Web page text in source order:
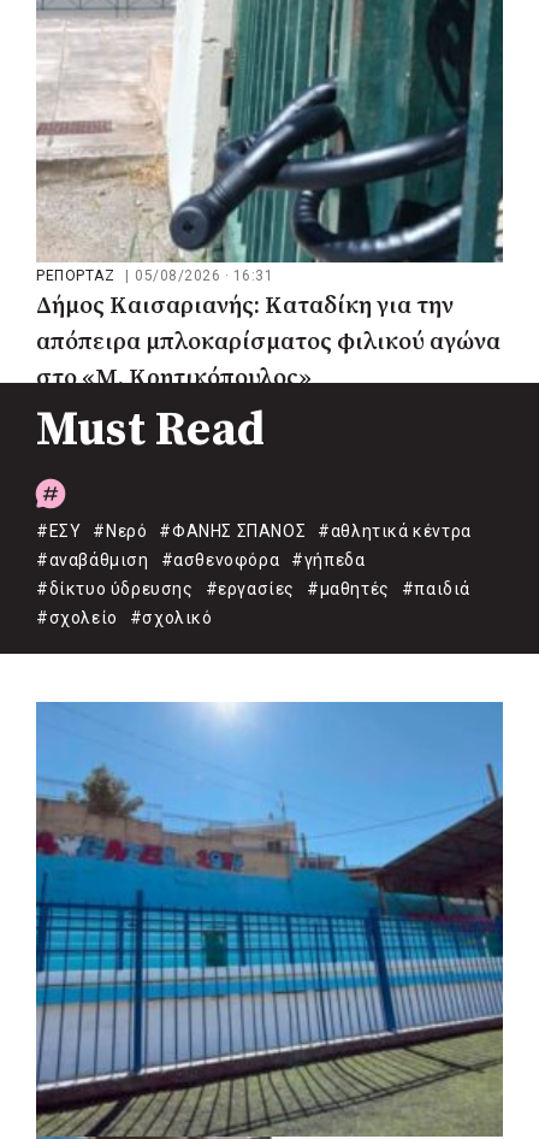
ΡΕΠΟΡΤΑΖ | 05/08/2026 · 16:31
Δήμος Καισαριανής: Καταδίκη για την
απόπειρα μπλοκαρίσματος φιλικού αγώνα
στο «Μ. Κρητικόπουλος»
Must Read
#ΕΣΥ #Νερό #ΦΑΝΗΣ ΣΠΑΝΟΣ
#αθλητικά κέντρα
#αναβάθμιση
#ασθενοφόρα
#γήπεδα
#δίκτυο ύδρευσης
#εργασίες #μαθητές
#παιδιά
#σχολείο
#σχολικό